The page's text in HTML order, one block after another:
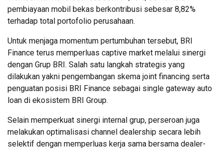
pembiayaan mobil bekas berkontribusi sebesar 8,82%
terhadap total portofolio perusahaan.
Untuk menjaga momentum pertumbuhan tersebut, BRI
Finance terus memperluas captive market melalui sinergi
dengan Grup BRI. Salah satu langkah strategis yang
dilakukan yakni pengembangan skema joint financing serta
penguatan posisi BRI Finance sebagai single gateway auto
loan di ekosistem BRI Group.
Selain memperkuat sinergi internal grup, perseroan juga
melakukan optimalisasi channel dealership secara lebih
selektif dengan memperluas kerja sama bersama dealer-